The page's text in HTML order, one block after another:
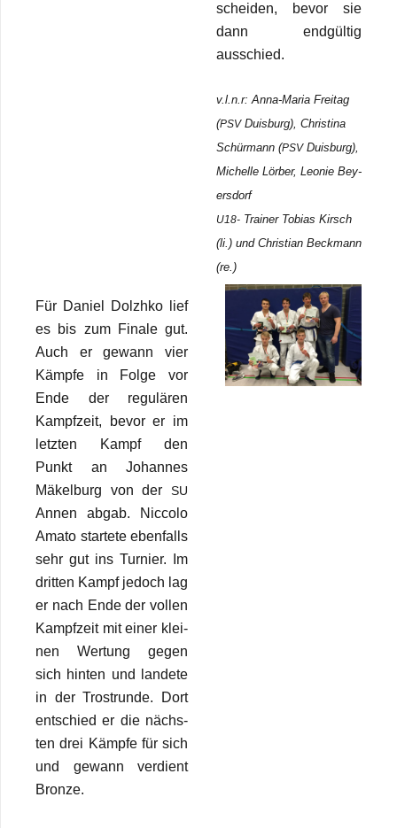
schei­den, bevor sie
dann end­gül­tig
ausschied.
v.l.n.r: Anna-Maria Frei­tag
(PSVDuis­burg), Chris­tina
Schür­mann (PSVDuis­burg),
Michelle Lör­ber, Leo­nie Bey­
ers­dorf
U18- Trai­ner Tobias Kirsch
(li.) und Chris­tian Beck­mann
(re.)
Für Daniel Dolzhko lief
es bis zum Finale gut.
Auch er gewann vier
Kämpfe in Folge vor
Ende der regu­lä­ren
Kampf­zeit, bevor er im
letz­ten Kampf den
Punkt an Johan­nes
Mäkel­burg von der SU
Annen abgab. Nic­colo
Amato star­tete eben­falls
sehr gut ins Tur­nier. Im
drit­ten Kampf jedoch lag
er nach Ende der vol­len
Kampf­zeit mit einer klei­
nen Wer­tung gegen
sich hin­ten und lan­dete
in der Trost­runde. Dort
ent­schied er die nächs­
ten drei Kämpfe für sich
und gewann ver­dient
Bronze.